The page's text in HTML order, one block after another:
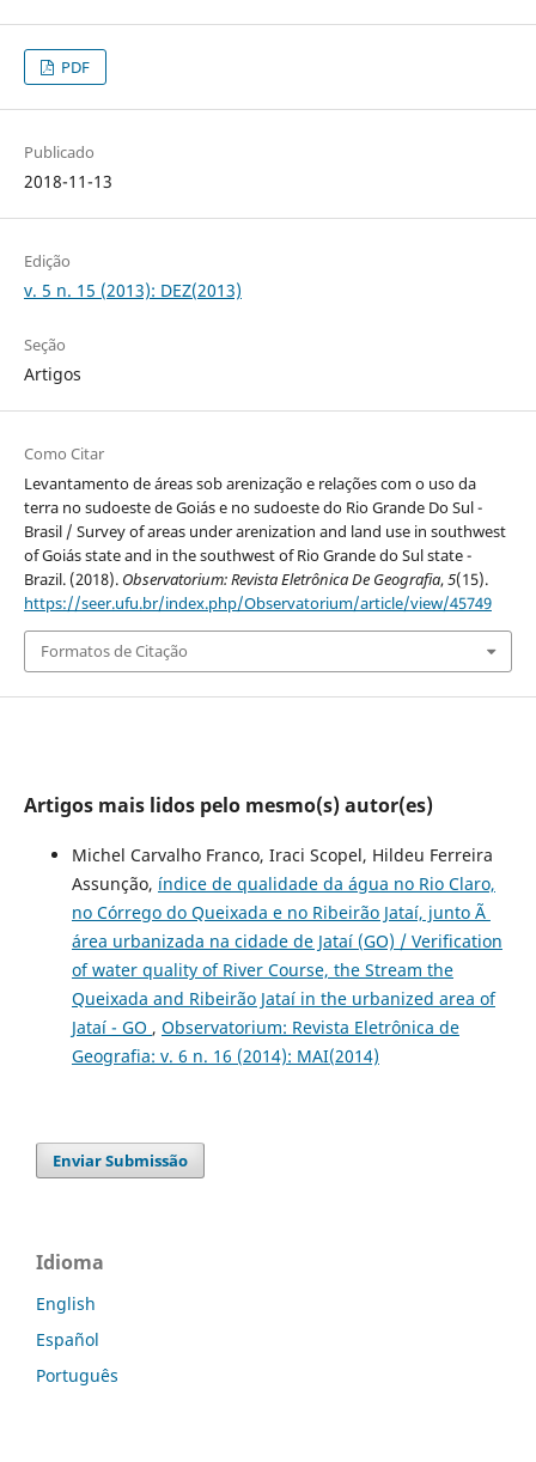
PDF
Publicado
2018-11-13
Edição
v. 5 n. 15 (2013): DEZ(2013)
Seção
Artigos
Como Citar
Levantamento de áreas sob arenização e relações com o uso da
terra no sudoeste de Goiás e no sudoeste do Rio Grande Do Sul -
Brasil / Survey of areas under arenization and land use in southwest
of Goiás state and in the southwest of Rio Grande do Sul state -
Brazil. (2018). Observatorium: Revista Eletrônica De Geografia,5(15).
https://seer.ufu.br/index.php/Observatorium/article/view/45749
Formatos de Citação
Artigos mais lidos pelo mesmo(s) autor(es)
Michel Carvalho Franco, Iraci Scopel, Hildeu Ferreira
Assunção, índice de qualidade da água no Rio Claro,
no Córrego do Queixada e no Ribeirão Jataí, junto Ã
área urbanizada na cidade de Jataí (GO) / Verification
of water quality of River Course, the Stream the
Queixada and Ribeirão Jataí in the urbanized area of
Jataí - GO , Observatorium: Revista Eletrônica de
Geografia: v. 6 n. 16 (2014): MAI(2014)
Enviar Submissão
Idioma
English
Español
Português